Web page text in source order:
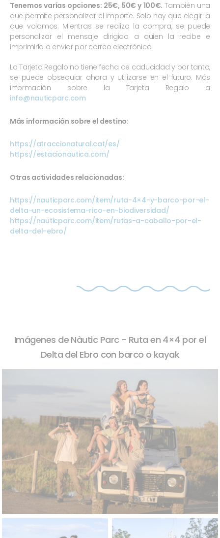
Tenemos varías opciones: 25€, 50€ y 100€. También una
que permite personalizar el importe. Solo hay que elegir la
que volamos. Mientras se realiza la compra, se puede
personalizar el mensaje dirigido a quien la recibe e
imprimirla o enviar por correo electrónico.
La Tarjeta Regalo no tiene fecha de caducidad y por tanto,
se puede obsequiar ahora y utilizarse en el futuro. Más
información sobre la Tarjeta Regalo a
info@nauticparc.com
Más información sobre el destino:
https://atraccionatural.cat/es/
https://estacionautica.com/
Otras actividades relacionadas:
https://nauticparc.com/item/ruta-4×4-y-barco-por-el-
delta-un-ecosistema-rico-en-biodiversidad/
https://nauticparc.com/item/rutas-a-caballo-por-el-
delta-del-ebro/
Imágenes de Nàutic Parc - Ruta en 4×4 por el
Delta del Ebro con barco o kayak